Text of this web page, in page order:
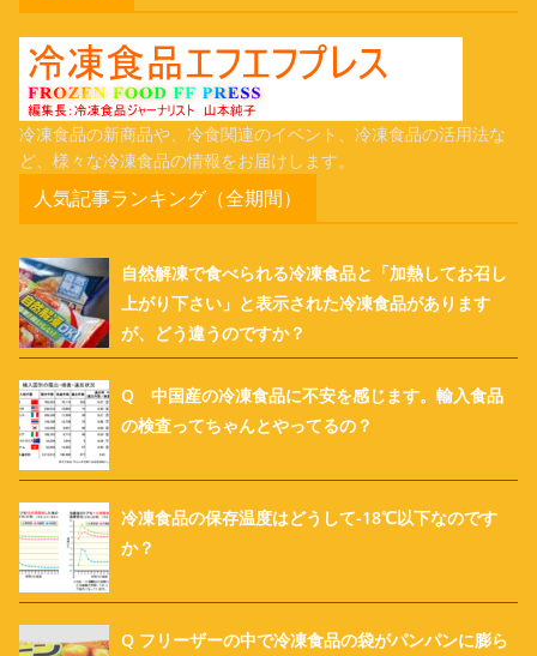
冷凍食品の新商品や、冷食関連のイベント、冷凍食品の活用法な
ど、様々な冷凍食品の情報をお届けします。
人気記事ランキング（全期間）
自然解凍で食べられる冷凍食品と「加熱してお召し
上がり下さい」と表示された冷凍食品があります
が、どう違うのですか？
Q 中国産の冷凍食品に不安を感じます。輸入食品
の検査ってちゃんとやってるの？
冷凍食品の保存温度はどうして-18℃以下なのです
か？
Q フリーザーの中で冷凍食品の袋がパンパンに膨ら